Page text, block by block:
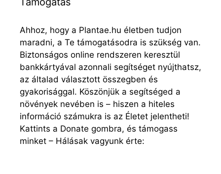
Ahhoz, hogy a Plantae.hu életben tudjon
maradni, a Te támogatásodra is szükség van.
Biztonságos online rendszeren keresztül
bankkártyával azonnali segítséget nyújthatsz,
az általad választott összegben és
gyakorisággal. Köszönjük a segítséged a
növények nevében is – hiszen a hiteles
információ számukra is az Életet jelentheti!
Kattints a Donate gombra, és támogass
minket – Hálásak vagyunk érte: